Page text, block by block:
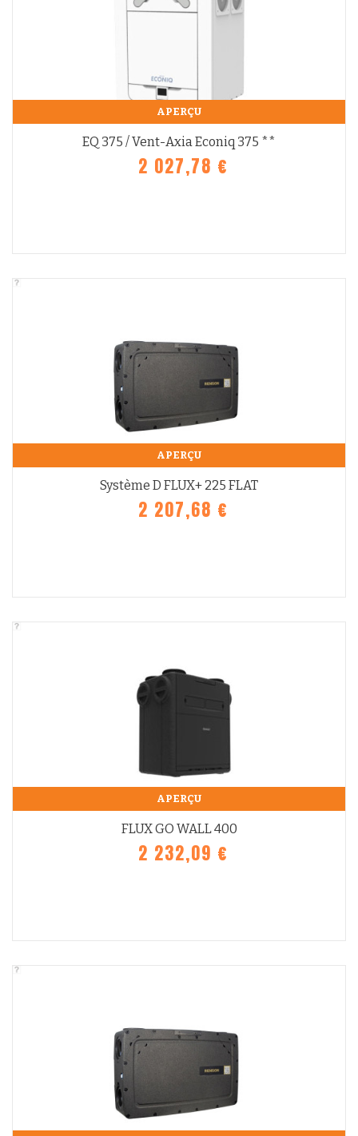
APERÇU
EQ 375 / Vent-Axia Econiq 375 **
2 027,78 €
APERÇU
Système D FLUX+ 225 FLAT
2 207,68 €
APERÇU
FLUX GO WALL 400
2 232,09 €